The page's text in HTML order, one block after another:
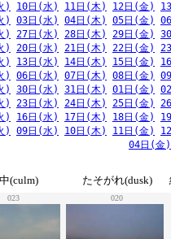
) 10日(水) 11日(木) 12日(金)
) 03日(水) 04日(木) 05日(金)
) 27日(水) 28日(木) 29日(金)
) 20日(水) 21日(木) 22日(金)
) 13日(水) 14日(木) 15日(金)
) 06日(水) 07日(木) 08日(金)
) 30日(水) 31日(木) 01日(金)
) 23日(水) 24日(木) 25日(金)
) 16日(水) 17日(木) 18日(金)
) 09日(水) 10日(木) 11日(金)
月 04日(金)
(culm) たそがれ(dusk)
023 020